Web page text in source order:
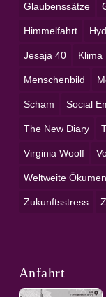
Glaubenssätze
Himmelfahrt
Jesaja 40 Klima
Menschenbild
Scham Social
The New Diary
Virginia Woolf
Weltweite
Zukunftsstress
Anfahrt